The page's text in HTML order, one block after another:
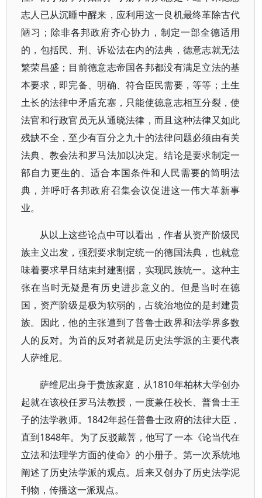
志人已从沉睡中醒来，应利用这一良机最终革除古代
陋习；除非各邦政府齐心协力，制定一部全德适用
的，包括民、刑、诉讼法在内的法典，德意志就无法
繁荣昌盛；目前德意志帝国各邦都没有满足立法的基
本要求，即完备、明确、符合臣民需要，等等；土生
土长的法律中矛盾充塞，只能使德意志相互分裂，使
法官和行政官员无从通晓法律，而且这种法律又如此
残缺不全，至少有百分之九十的法律问题必须由有关
法典、教会法和罗马法加以决定。结论是要求制定一
部自力更生的、适合本国条件和人民需要的简明法
典，并呼吁各邦政府召集会议促进这一伟大革新事
业。
从以上这些论点中可以看出，作者从资产阶级民
族主义出发，强烈要求制定统一的德国法典，也就意
味着要求早日结束封建割据，实现民族统一。这种主
张在当时无疑是有历史进步意义的。但是当时在德
国，资产阶级是极为软弱的，占统治地位的是封建贵
族。因此，他的主张遭到了普鲁士政界和法学界多数
人的反对。为首的反对者就是历史法学派的主要代表
人萨维尼。
萨维尼出身于贵族家庭，从1810年柏林大学创办
起就在该校任罗马法教授，一度兼任校长、普鲁士王
子的法学教师。1842年起任普鲁士政府的法律大臣，
直到1848年。为了反驳戴菩，他写了一本《论当代在
立法和法理学方面的使命》的小册子。第一次系统地
阐述了历史法学派的观点。后来又创办了历史法学泥
刊物，传播这一派观点。